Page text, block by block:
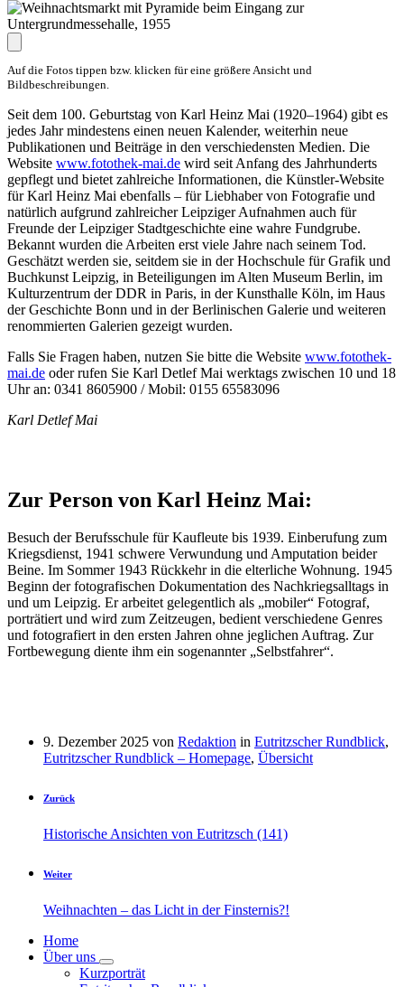
Auf die Fotos tippen bzw. klicken für eine größere Ansicht und
Bildbeschreibungen.
Seit dem 100. Geburtstag von Karl Heinz Mai (1920–1964) gibt es
jedes Jahr mindestens einen neuen Kalender, weiterhin neue
Publikationen und Beiträge in den verschiedensten Medien. Die
Website www.fotothek-mai.de wird seit Anfang des Jahrhunderts
gepflegt und bietet zahlreiche Informationen, die Künstler-Website
für Karl Heinz Mai ebenfalls – für Liebhaber von Fotografie und
natürlich aufgrund zahlreicher Leipziger Aufnahmen auch für
Freunde der Leipziger Stadtgeschichte eine wahre Fundgrube.
Bekannt wurden die Arbeiten erst viele Jahre nach seinem Tod.
Geschätzt werden sie, seitdem sie in der Hochschule für Grafik und
Buchkunst Leipzig, in Beteiligungen im Alten Museum Berlin, im
Kulturzentrum der DDR in Paris, in der Kunsthalle Köln, im Haus
der Geschichte Bonn und in der Berlinischen Galerie und weiteren
renommierten Galerien gezeigt wurden.
Falls Sie Fragen haben, nutzen Sie bitte die Website www.fotothek-
mai.de oder rufen Sie Karl Detlef Mai werktags zwischen 10 und 18
Uhr an: 0341 8605900 / Mobil: 0155 65583096
Karl Detlef Mai
Zur Person von Karl Heinz Mai:
Besuch der Berufsschule für Kaufleute bis 1939. Einberufung zum
Kriegsdienst, 1941 schwere Verwundung und Amputation beider
Beine. Im Sommer 1943 Rückkehr in die elterliche Wohnung. 1945
Beginn der fotografischen Dokumentation des Nachkriegsalltags in
und um Leipzig. Er arbeitet gelegentlich als „mobiler“ Fotograf,
porträtiert und wird zum Zeitzeugen, bedient verschiedene Genres
und fotografiert in den ersten Jahren ohne jeglichen Auftrag. Zur
Fortbewegung diente ihm ein sogenannter „Selbstfahrer“.
9. Dezember 2025 von Redaktion in Eutritzscher Rundblick,
Eutritzscher Rundblick – Homepage, Übersicht
Zurück
Historische Ansichten von Eutritzsch (141)
Weiter
Weihnachten – das Licht in der Finsternis?!
Home
Über uns
Kurzporträt